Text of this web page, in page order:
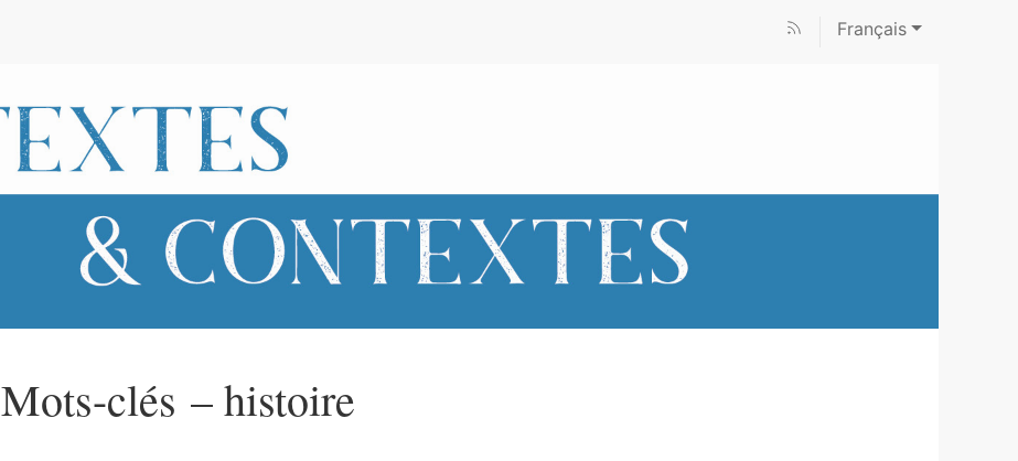
Français
Mots-clés – histoire